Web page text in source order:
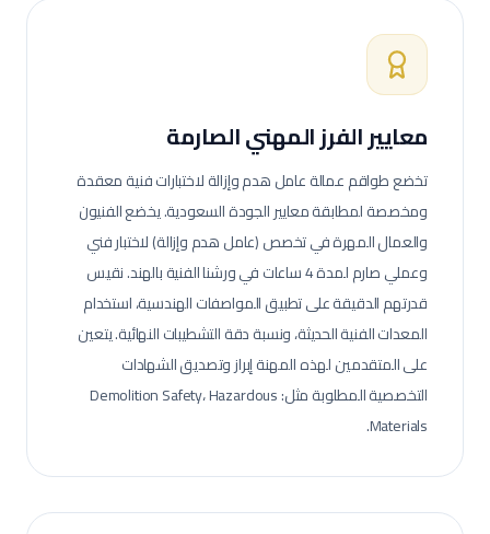
معايير الفرز المهني الصارمة
تخضع طواقم عمالةعامل هدم وإزالةلاختبارات فنية معقدة
ومخصصة لمطابقة معايير الجودة السعودية.يخضع الفنيون
والعمال المهرة في تخصص (عامل هدم وإزالة) لاختبار فني
وعملي صارم لمدة 4 ساعات في ورشنا الفنية بالهند. نقيس
قدرتهم الدقيقة على تطبيق المواصفات الهندسية، استخدام
المعدات الفنية الحديثة، ونسبة دقة التشطيبات النهائية.يتعين
على المتقدمين لهذه المهنة إبراز وتصديق الشهادات
التخصصية المطلوبة مثل: Demolition Safety، Hazardous
Materials.